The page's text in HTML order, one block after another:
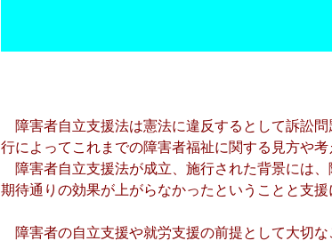
障害者自立支援法は憲法に違反するとして訴訟
行によってこれまでの障害者福祉に関する見方や
障害者自立支援法が成立、施行された背景には
期待通りの効果が上がらなかったということと支
障害者の自立支援や就労支援の前提として大切